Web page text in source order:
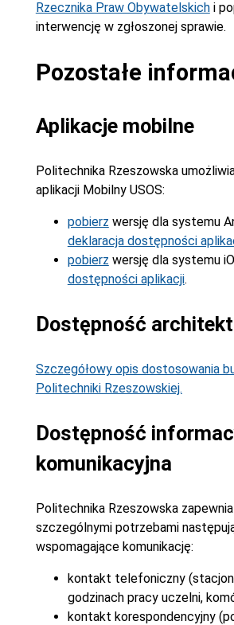
Rzecznika Praw Obywatelskichi
interwencję w zgłoszonej sprawie.
Pozostałe
Aplikacje mobilne
Politechnika Rzeszowska
aplikacji Mobilny USOS:
pobierz wersję dla systemu
deklaracja dostępności
pobierz wersję dla systemu
dostępności aplikacji.
Dostępność
Szczegółowy opis dostosowania
Politechniki Rzeszowskiej.
Dostępność
komunikacyjna
Politechnika Rzeszowska
szczególnymi potrzebami
wspomagające komunikację:
kontakt telefoniczny
godzinach pracy uczelni,
kontakt korespondencyjny